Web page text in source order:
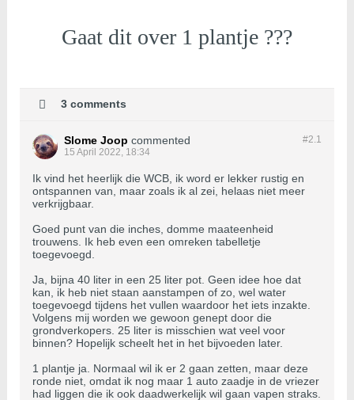
Gaat dit over 1 plantje ???
3 comments
#2.1
Slome Joop commented
15 April 2022, 18:34
Ik vind het heerlijk die WCB, ik word er lekker rustig en
ontspannen van, maar zoals ik al zei, helaas niet meer
verkrijgbaar.
Goed punt van die inches, domme maateenheid
trouwens. Ik heb even een omreken tabelletje
toegevoegd.
Ja, bijna 40 liter in een 25 liter pot. Geen idee hoe dat
kan, ik heb niet staan aanstampen of zo, wel water
toegevoegd tijdens het vullen waardoor het iets inzakte.
Volgens mij worden we gewoon genept door die
grondverkopers. 25 liter is misschien wat veel voor
binnen? Hopelijk scheelt het in het bijvoeden later.
1 plantje ja. Normaal wil ik er 2 gaan zetten, maar deze
ronde niet, omdat ik nog maar 1 auto zaadje in de vriezer
had liggen die ik ook daadwerkelijk wil gaan vapen straks.